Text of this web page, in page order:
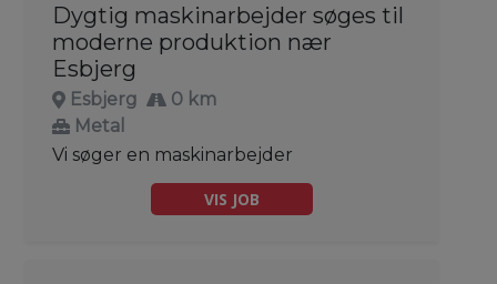
Dygtig maskinarbejder søges til
moderne produktion nær
Esbjerg
Esbjerg
0 km
Metal
Vi søger en maskinarbejder
VIS JOB